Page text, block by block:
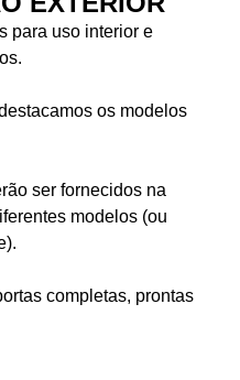
para uso interior e
os modelos
ser fornecidos na
modelos (ou
completas, prontas